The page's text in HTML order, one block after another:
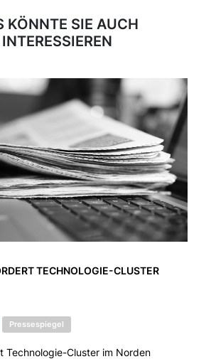
KÖNNTE SIE AUCH
INTERESSIEREN
TECHNOLOGIE-CLUSTER
Pressespiegel
Technologie-Cluster im Norden